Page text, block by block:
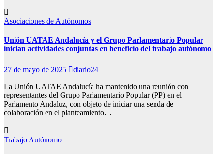
Asociaciones de Autónomos
Unión UATAE Andalucía y el Grupo Parlamentario Popular
inician actividades conjuntas en beneficio del trabajo autónomo
27 de mayo de 2025 diario24
La Unión UATAE Andalucía ha mantenido una reunión con
representantes del Grupo Parlamentario Popular (PP) en el
Parlamento Andaluz, con objeto de iniciar una senda de
colaboración en el planteamiento…
Trabajo Autónomo